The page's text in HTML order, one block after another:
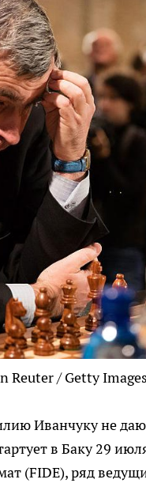
Reuter / Getty
Иванчуку не
в Баку 29
(FIDE), ряд